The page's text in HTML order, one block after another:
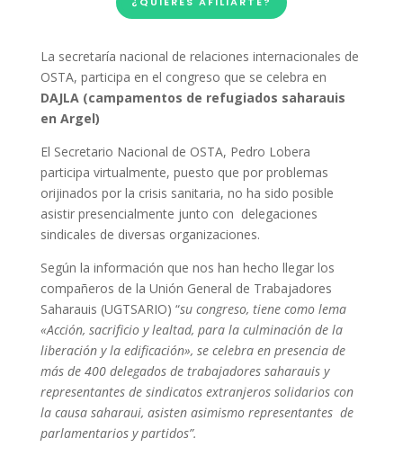
La secretaría nacional de relaciones internacionales de
OSTA, participa en el congreso que se celebra en
DAJLA (campamentos de refugiados saharauis
en Argel)
El Secretario Nacional de OSTA, Pedro Lobera
participa virtualmente, puesto que por problemas
orijinados por la crisis sanitaria, no ha sido posible
asistir presencialmente junto con delegaciones
sindicales de diversas organizaciones.
Según la información que nos han hecho llegar los
compañeros de la Unión General de Trabajadores
Saharauis (UGTSARIO) “su congreso, tiene como lema
«Acción, sacrificio y lealtad, para la culminación de la
liberación y la edificación», se celebra en presencia de
más de 400 delegados de trabajadores saharauis y
representantes de sindicatos extranjeros solidarios con
la causa saharaui, asisten asimismo representantes de
parlamentarios y partidos”.